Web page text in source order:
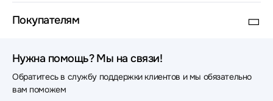
Покупателям
Нужна помощь? Мы на связи!
Обратитесь в службу поддержки клиентов и мы обязательно
вам поможем